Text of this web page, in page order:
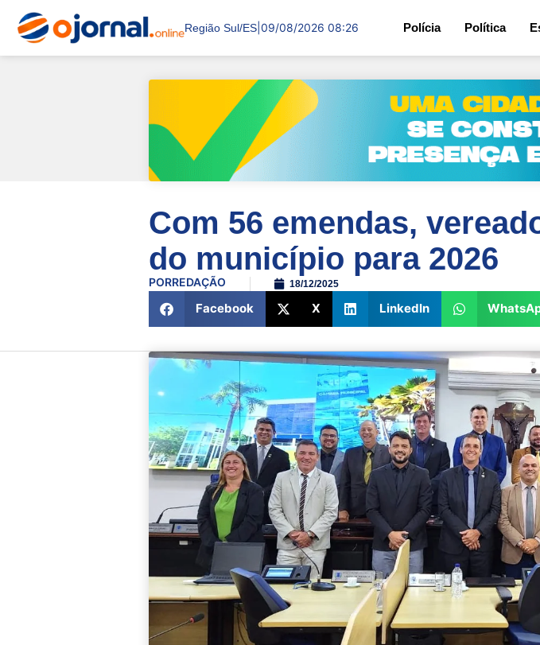
Região Sul/ES 09/08/2026 08:26 Polícia Política
Com 56 emendas,
do município para 2026
PORREDAÇÃO 18/12/2025
Facebook X LinkedIn